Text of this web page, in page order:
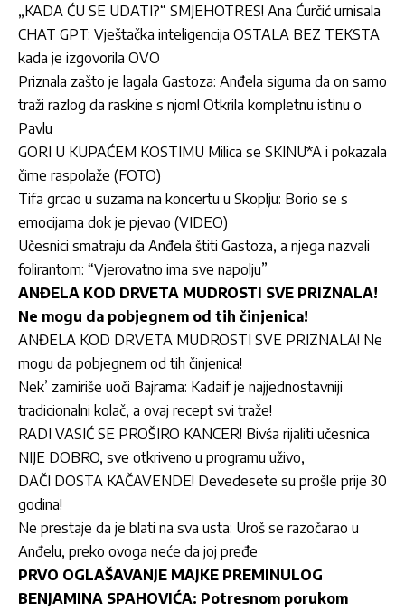
„KADA ĆU SE UDATI?“ SMJEHOTRES! Ana Ćurčić urnisala
CHAT GPT: Vještačka inteligencija OSTALA BEZ TEKSTA
kada je izgovorila OVO
Priznala zašto je lagala Gastoza: Anđela sigurna da on samo
traži razlog da raskine s njom! Otkrila kompletnu istinu o
Pavlu
GORI U KUPAĆEM KOSTIMU Milica se SKINU*A i pokazala
čime raspolaže (FOTO)
Tifa grcao u suzama na koncertu u Skoplju: Borio se s
emocijama dok je pjevao (VIDEO)
Učesnici smatraju da Anđela štiti Gastoza, a njega nazvali
folirantom: “Vjerovatno ima sve napolju”
ANĐELA KOD DRVETA MUDROSTI SVE PRIZNALA!
Ne mogu da pobjegnem od tih činjenica!
ANĐELA KOD DRVETA MUDROSTI SVE PRIZNALA! Ne
mogu da pobjegnem od tih činjenica!
Nek’ zamiriše uoči Bajrama: Kadaif je najjednostavniji
tradicionalni kolač, a ovaj recept svi traže!
RADI VASIĆ SE PROŠIRO KANCER! Bivša rijaliti učesnica
NIJE DOBRO, sve otkriveno u programu uživo,
DAČI DOSTA KAČAVENDE! Devedesete su prošle prije 30
godina!
Ne prestaje da je blati na sva usta: Uroš se razočarao u
Anđelu, preko ovoga neće da joj pređe
PRVO OGLAŠAVANJE MAJKE PREMINULOG
BENJAMINA SPAHOVIĆA: Potresnom porukom